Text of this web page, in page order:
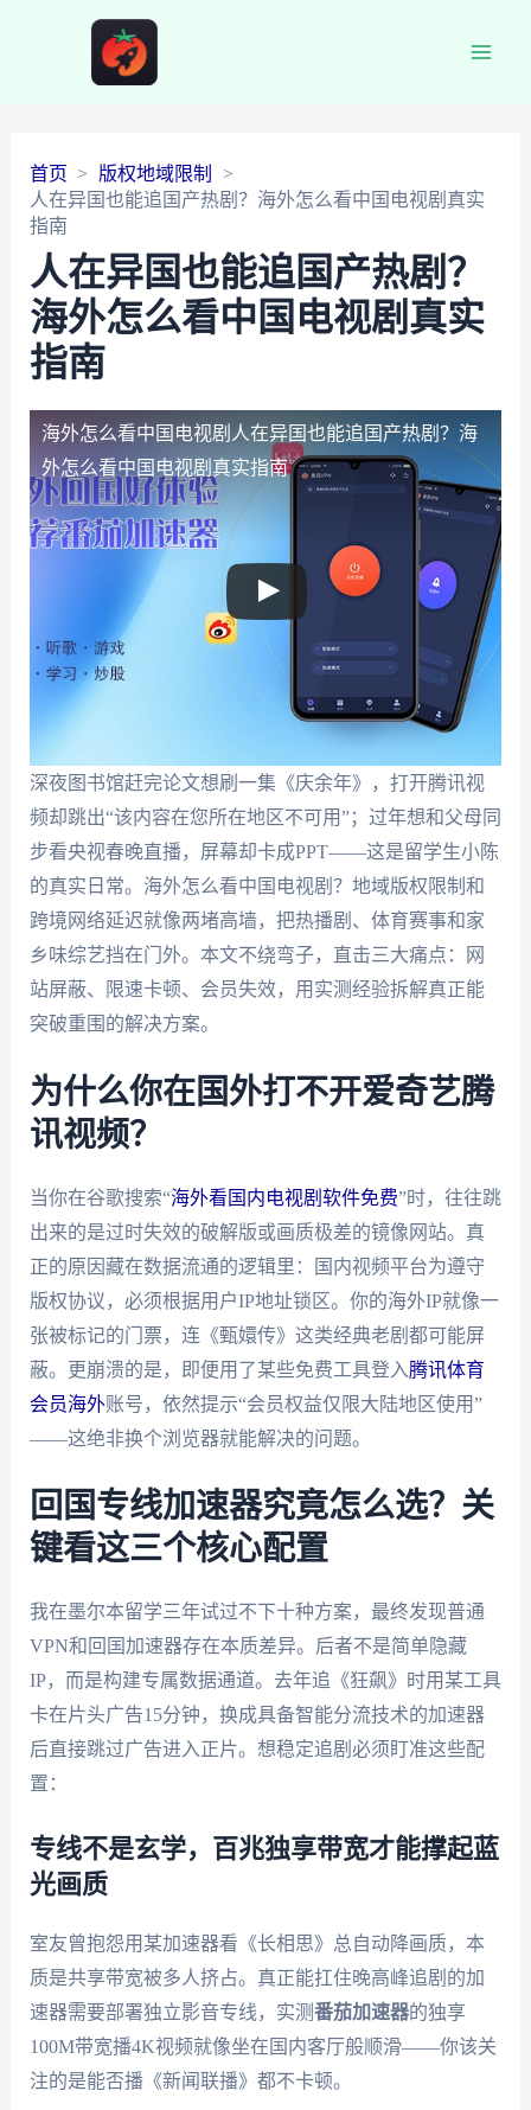
首页
版权地域限制
人在异国也能追国产热剧？海外怎么看中国电视剧真实
指南
人在异国也能追国产热剧？
海外怎么看中国电视剧真实
指南
海外怎么看中国电视剧 人在异国也能追国产热剧？海
外怎么看中国电视剧真实指南
深夜图书馆赶完论文想刷一集《庆余年》，打开腾讯视
频却跳出“该内容在您所在地区不可用”；过年想和父母同
步看央视春晚直播，屏幕却卡成PPT——这是留学生小陈
的真实日常。海外怎么看中国电视剧？地域版权限制和
跨境网络延迟就像两堵高墙，把热播剧、体育赛事和家
乡味综艺挡在门外。本文不绕弯子，直击三大痛点：网
站屏蔽、限速卡顿、会员失效，用实测经验拆解真正能
突破重围的解决方案。
为什么你在国外打不开爱奇艺腾
讯视频？
当你在谷歌搜索“海外看国内电视剧软件免费”时，往往跳
出来的是过时失效的破解版或画质极差的镜像网站。真
正的原因藏在数据流通的逻辑里：国内视频平台为遵守
版权协议，必须根据用户IP地址锁区。你的海外IP就像一
张被标记的门票，连《甄嬛传》这类经典老剧都可能屏
蔽。更崩溃的是，即便用了某些免费工具登入腾讯体育
会员海外账号，依然提示“会员权益仅限大陆地区使用”
——这绝非换个浏览器就能解决的问题。
回国专线加速器究竟怎么选？关
键看这三个核心配置
我在墨尔本留学三年试过不下十种方案，最终发现普通
VPN和回国加速器存在本质差异。后者不是简单隐藏
IP，而是构建专属数据通道。去年追《狂飙》时用某工具
卡在片头广告15分钟，换成具备智能分流技术的加速器
后直接跳过广告进入正片。想稳定追剧必须盯准这些配
置：
专线不是玄学，百兆独享带宽才能撑起蓝
光画质
室友曾抱怨用某加速器看《长相思》总自动降画质，本
质是共享带宽被多人挤占。真正能扛住晚高峰追剧的加
速器需要部署独立影音专线，实测番茄加速器的独享
100M带宽播4K视频就像坐在国内客厅般顺滑——你该关
注的是能否播《新闻联播》都不卡顿。